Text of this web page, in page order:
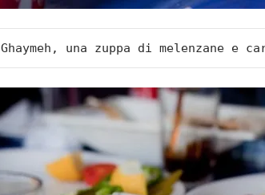
Ghaymeh, una zuppa di melenzane e